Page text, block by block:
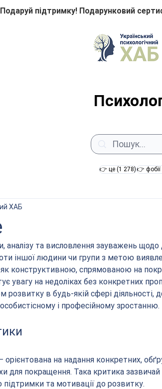
Подаруй підтримку! Подарунковий
👉 це (1 278)1 278
👉 фобії
ХАБ
та висловлення зауважень щодо
іншої людини чи групи з метою
конструктивною, спрямованою на
увагу на недоліках без конкретних
в будь-якій сфері діяльності,
і професійному зростанню.
на надання конкретних,
для покращення. Така критика
та мотивації до розвитку.